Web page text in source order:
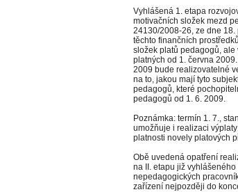
Vyhlášená 1. etapa
motivačních složek mezd
24130/2008-26, ze dne
těchto finančních
složek platů pedagogů, ale
platných od 1. června
2009 bude realizovatelné
na to, jakou mají tyto
pedagogů, které
pedagogů od 1. 6. 2009.
Poznámka: termín 1. 7.,
umožňuje i realizaci
platnosti novely platových
Obě uvedená opatření
na II. etapu již
nepedagogických
zařízení nejpozději do